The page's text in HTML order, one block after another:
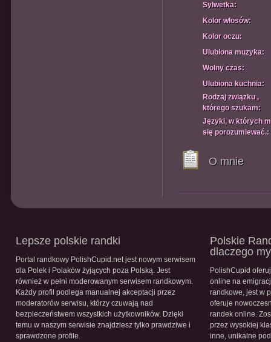
Sylwetka:
Kolor włosów:
Kolor oczu:
Ulubiona muzyka:
Wolny czas:
Ulubiona kuchnia:
Rodzaj związku ,
którego szukam:
Języki, w których
się porozumiewać.:
O mnie
Lepsze polskie randki
Portal randkowy PolishCupid.net jest nowym serwisem
dla Polek i Polaków żyjących poza Polską. Jest
również w pełni moderowanym serwisem randkowym.
Każdy profil podlega manualnej akceptacji przez
moderatorów serwisu, którzy czuwają nad
bezpieczeństwem wszystkich użytkowników. Dzięki
temu w naszym serwisie znajdziesz tylko prawdziwe i
sprawdzone profile.
Polskie
dlaczego
PolishCupid
online na
randkowe, jest w
oferuje
randek online.
przez wysokiej
inne, unikalne